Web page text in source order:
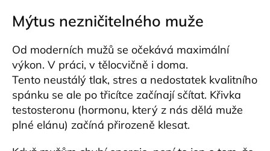
Mýtus nezničitelného muže
Od moderních mužů se očekává maximální
výkon. V práci, v tělocvičně i doma.
Tento neustálý tlak, stres a nedostatek kvalitního
spánku se ale po třicítce začínají sčítat. Křivka
testosteronu (hormonu, který z nás dělá muže
plné elánu) začíná přirozeně klesat.
HLEDAT
D
o
p
o
r
u
č